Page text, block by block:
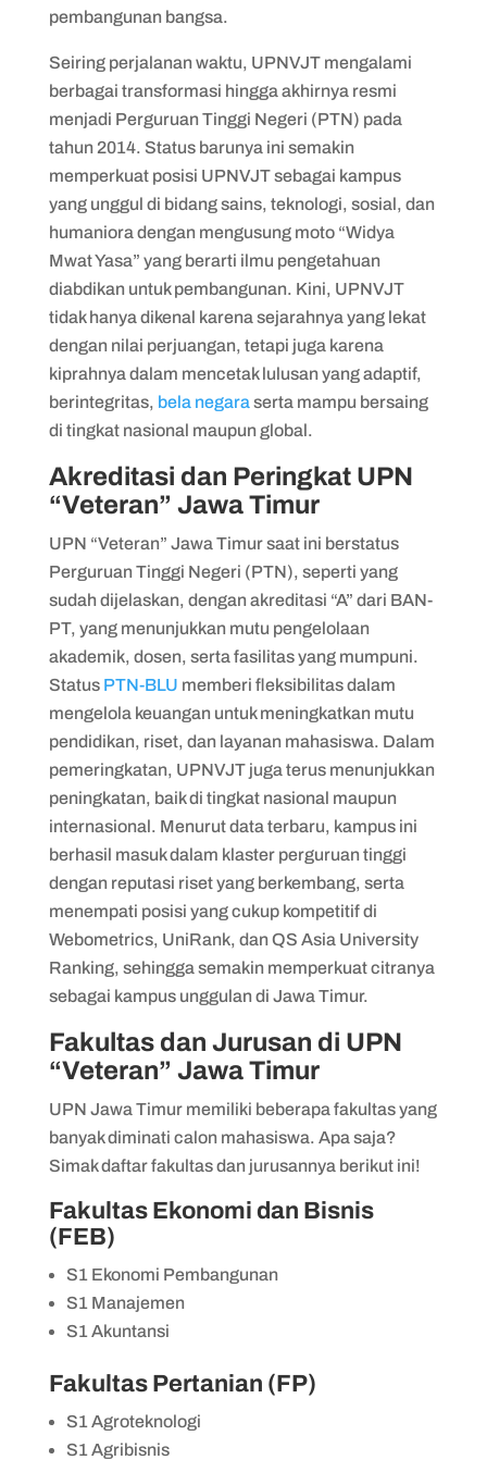
pembangunan bangsa.
Seiring perjalanan waktu, UPNVJT mengalami
berbagai transformasi hingga akhirnya resmi
menjadi Perguruan Tinggi Negeri (PTN) pada
tahun 2014. Status barunya ini semakin
memperkuat posisi UPNVJT sebagai kampus
yang unggul di bidang sains, teknologi, sosial, dan
humaniora dengan mengusung moto “Widya
Mwat Yasa” yang berarti ilmu pengetahuan
diabdikan untuk pembangunan. Kini, UPNVJT
tidak hanya dikenal karena sejarahnya yang lekat
dengan nilai perjuangan, tetapi juga karena
kiprahnya dalam mencetak lulusan yang adaptif,
berintegritas, bela negaraserta mampu bersaing
di tingkat nasional maupun global.
Akreditasi dan Peringkat UPN
“Veteran” Jawa Timur
UPN “Veteran” Jawa Timur saat ini berstatus
Perguruan Tinggi Negeri (PTN), seperti yang
sudah dijelaskan, dengan akreditasi “A” dari BAN-
PT, yang menunjukkan mutu pengelolaan
akademik, dosen, serta fasilitas yang mumpuni.
Status PTN-BLU memberi fleksibilitas dalam
mengelola keuangan untuk meningkatkan mutu
pendidikan, riset, dan layanan mahasiswa. Dalam
pemeringkatan, UPNVJT juga terus menunjukkan
peningkatan, baik di tingkat nasional maupun
internasional. Menurut data terbaru, kampus ini
berhasil masuk dalam klaster perguruan tinggi
dengan reputasi riset yang berkembang, serta
menempati posisi yang cukup kompetitif di
Webometrics, UniRank, dan QS Asia University
Ranking, sehingga semakin memperkuat citranya
sebagai kampus unggulan di Jawa Timur.
Fakultas dan Jurusan di UPN
“Veteran” Jawa Timur
UPN Jawa Timur memiliki beberapa fakultas yang
banyak diminati calon mahasiswa. Apa saja?
Simak daftar fakultas dan jurusannya berikut ini!
Fakultas Ekonomi dan Bisnis
(FEB)
S1 Ekonomi Pembangunan
S1 Manajemen
S1 Akuntansi
Fakultas Pertanian (FP)
S1 Agroteknologi
S1 Agribisnis